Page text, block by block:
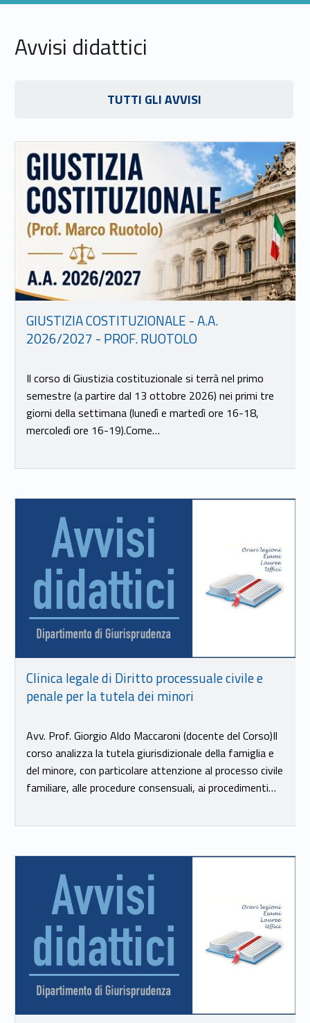
Avvisi didattici
TUTTI GLI AVVISI
Link identifier #identifier__12911-15
GIUSTIZIA COSTITUZIONALE - A.A.
2026/2027 - PROF. RUOTOLO
Il corso di Giustizia costituzionale si terrà nel primo
semestre (a partire dal 13 ottobre 2026) nei primi tre
giorni della settimana (lunedì e martedì ore 16-18,
mercoledì ore 16-19).Come…
Link identifier #identifier__64004-16
Clinica legale di Diritto processuale civile e
penale per la tutela dei minori
Avv. Prof. Giorgio Aldo Maccaroni (docente del Corso)Il
corso analizza la tutela giurisdizionale della famiglia e
del minore, con particolare attenzione al processo civile
familiare, alle procedure consensuali, ai procedimenti…
Link identifier #identifier__116398-17